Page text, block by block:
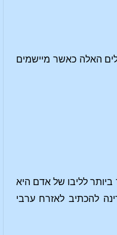
האלה כאשר מיישמים
ביותר לליבו של אדם היא
להכתיב לאזרח ערבי